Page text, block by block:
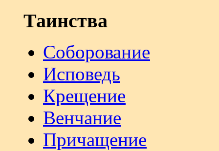
Таинства
Соборование
Исповедь
Крещение
Венчание
Причащение